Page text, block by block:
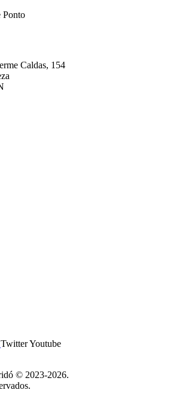
Ponto
Caldas, 154
TwitterYoutube
© 2023-2026.